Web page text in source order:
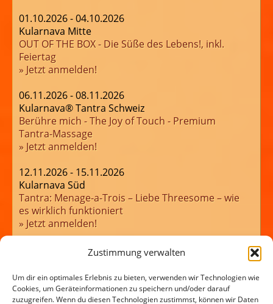
Zustimmung verwalten
Um dir ein optimales Erlebnis zu bieten, verwenden wir Technologien wie
Cookies, um Geräteinformationen zu speichern und/oder darauf
zuzugreifen. Wenn du diesen Technologien zustimmst, können wir Daten
01.10.2026 - 04.10.2026
Kularnava Mitte
OUT OF THE BOX - Die Süße des Lebens!, inkl.
Feiertag
» Jetzt anmelden!
06.11.2026 - 08.11.2026
Kularnava® Tantra Schweiz
Berühre mich - The Joy of Touch - Premium
Tantra-Massage
» Jetzt anmelden!
12.11.2026 - 15.11.2026
Kularnava Süd
Tantra: Menage-a-Trois – Liebe Threesome – wie
es wirklich funktioniert
» Jetzt anmelden!
JA! Powerday Hamburg: Meet & Beat
» Jetzt anmelden!